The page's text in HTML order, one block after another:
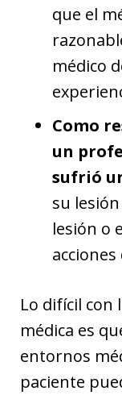
que el
médico
Como
un
sufrió
su
lesión o
Lo difícil con
médica es
entornos
paciente